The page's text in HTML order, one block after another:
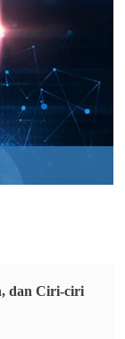
dan Ciri-ciri